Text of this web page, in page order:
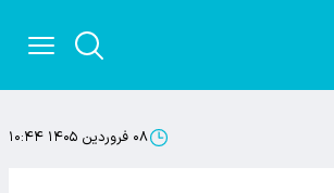
۰۸ فروردین ۱۴۰۵ ۱۰:۴۴